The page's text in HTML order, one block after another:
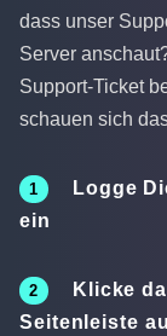
dass unser
Server
Support-Ticket
schauen sich
Logge
ein
Klicke
Seitenleiste